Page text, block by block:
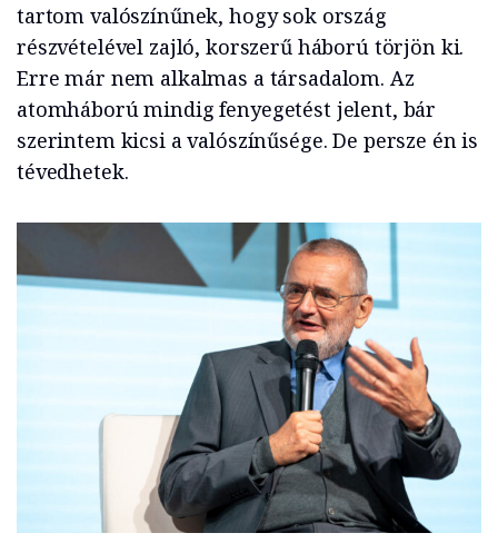
tartom valószínűnek, hogy sok ország
részvételével zajló, korszerű háború törjön ki.
Erre már nem alkalmas a társadalom. Az
atomháború mindig fenyegetést jelent, bár
szerintem kicsi a valószínűsége. De persze én is
tévedhetek.